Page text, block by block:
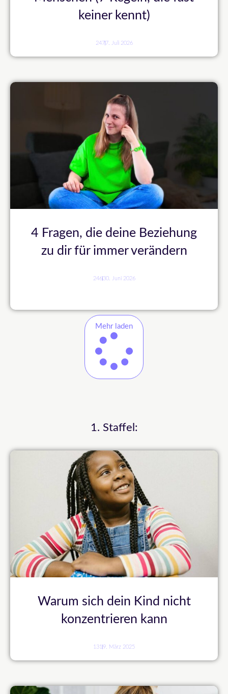
keiner kennt)
247 7. Juli 2026
4 Fragen, die deine Beziehung
zu dir für immer verändern
246 30. Juni 2026
Mehr laden
1. Staffel:
Warum sich dein Kind nicht
konzentrieren kann
131 9. März 2025